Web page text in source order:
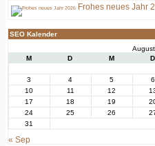
Frohes neues Jahr
SEO Kalender
M
D M D
3
4 5 6
10
11 12
17
18 19
24
25 26
31
« Sep